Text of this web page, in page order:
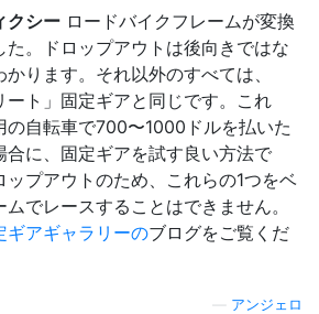
クシー ロードバイクフレームが変換
た。ドロップアウトは後向きではな
かります。それ以外のすべては、
ート」固定ギアと同じです。これ
の自転車で700〜1000ドルを払いた
合に、固定ギアを試す良い方法で
ップアウトのため、これらの1つをベ
ムでレースすることはできません。
ギアギャラリーのブログをご覧くだ
アンジェロ